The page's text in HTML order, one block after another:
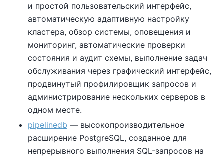
и простой пользовательский интерфейс,
автоматическую адаптивную настройку
кластера, обзор системы, оповещения и
мониторинг, автоматические проверки
состояния и аудит схемы, выполнение задач
обслуживания через графический интерфейс,
продвинутый профилировщик запросов и
администрирование нескольких серверов в
одном месте.
pipelinedb — высокопроизводительное
расширение PostgreSQL, созданное для
непрерывного выполнения SQL-запросов на